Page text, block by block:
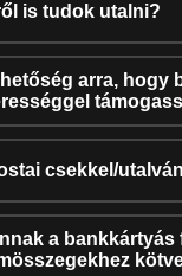
is tudok utalni?
arra, hogy
csekkel/
a bankkártyás